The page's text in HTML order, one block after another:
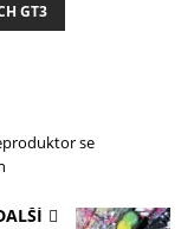
GT3
se